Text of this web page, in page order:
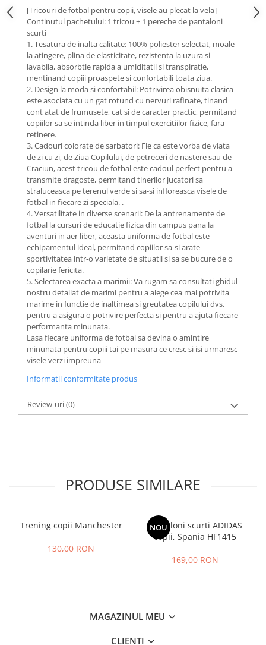
[Tricouri de fotbal pentru copii, visele au plecat la vela]
Continutul pachetului: 1 tricou + 1 pereche de pantaloni
scurti
1. Tesatura de inalta calitate: 100% poliester selectat, moale
la atingere, plina de elasticitate, rezistenta la uzura si
lavabila, absorbtie rapida a umiditatii si transpiratie,
mentinand copiii proaspete si confortabili toata ziua.
2. Design la moda si confortabil: Potrivirea obisnuita clasica
este asociata cu un gat rotund cu nervuri rafinate, tinand
cont atat de frumusete, cat si de caracter practic, permitand
copiilor sa se intinda liber in timpul exercitiilor fizice, fara
retinere.
3. Cadouri colorate de sarbatori: Fie ca este vorba de viata
de zi cu zi, de Ziua Copilului, de petreceri de nastere sau de
Craciun, acest tricou de fotbal este cadoul perfect pentru a
transmite dragoste, permitand tinerilor jucatori sa
straluceasca pe terenul verde si sa-si infloreasca visele de
fotbal in fiecare zi speciala. .
4. Versatilitate in diverse scenarii: De la antrenamente de
fotbal la cursuri de educatie fizica din campus pana la
aventuri in aer liber, aceasta uniforma de fotbal este
echipamentul ideal, permitand copiilor sa-si arate
sportivitatea intr-o varietate de situatii si sa se bucure de o
copilarie fericita.
5. Selectarea exacta a marimii: Va rugam sa consultati ghidul
nostru detaliat de marimi pentru a alege cea mai potrivita
marime in functie de inaltimea si greutatea copilului dvs.
pentru a asigura o potrivire perfecta si pentru a ajuta fiecare
performanta minunata.
Lasa fiecare uniforma de fotbal sa devina o amintire
minunata pentru copiii tai pe masura ce cresc si isi urmaresc
visele verzi impreuna
Informatii conformitate produs
Review-uri(0)
PRODUSE SIMILARE
Trening copii Manchester
130,00 RON
NOU
Pantaloni scurti ADIDAS
copii, Spania HF1415
169,00 RON
MAGAZINUL MEU
CLIENTI